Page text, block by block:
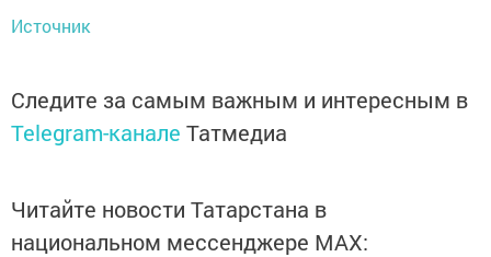
Источник
Следите за самым важным и интересным в
Telegram-канале Татмедиа
Читайте новости Татарстана в
национальном мессенджере MАХ: